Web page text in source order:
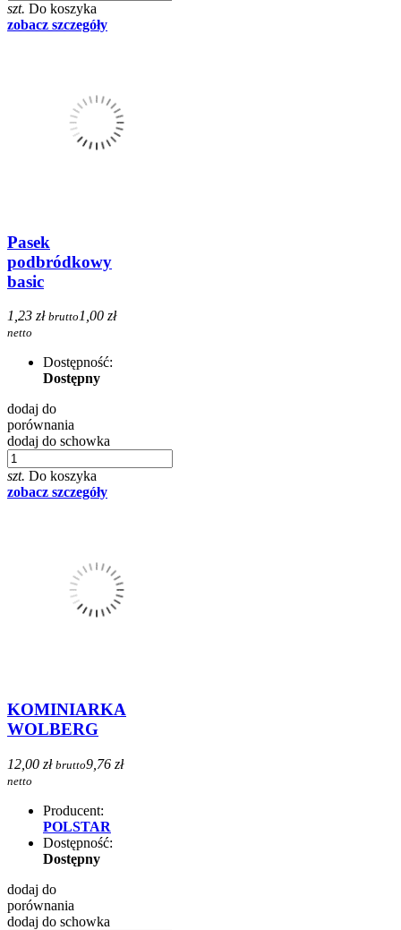
szt. Do koszyka
zobacz szczegóły
Pasek
podbródkowy
basic
1,23 zł brutto1,00 zł
netto
Dostępność:
Dostępny
dodaj do
porównania
dodaj do schowka
szt. Do koszyka
zobacz szczegóły
KOMINIARKA
WOLBERG
12,00 zł brutto9,76 zł
netto
Producent:
POLSTAR
Dostępność:
Dostępny
dodaj do
porównania
dodaj do schowka